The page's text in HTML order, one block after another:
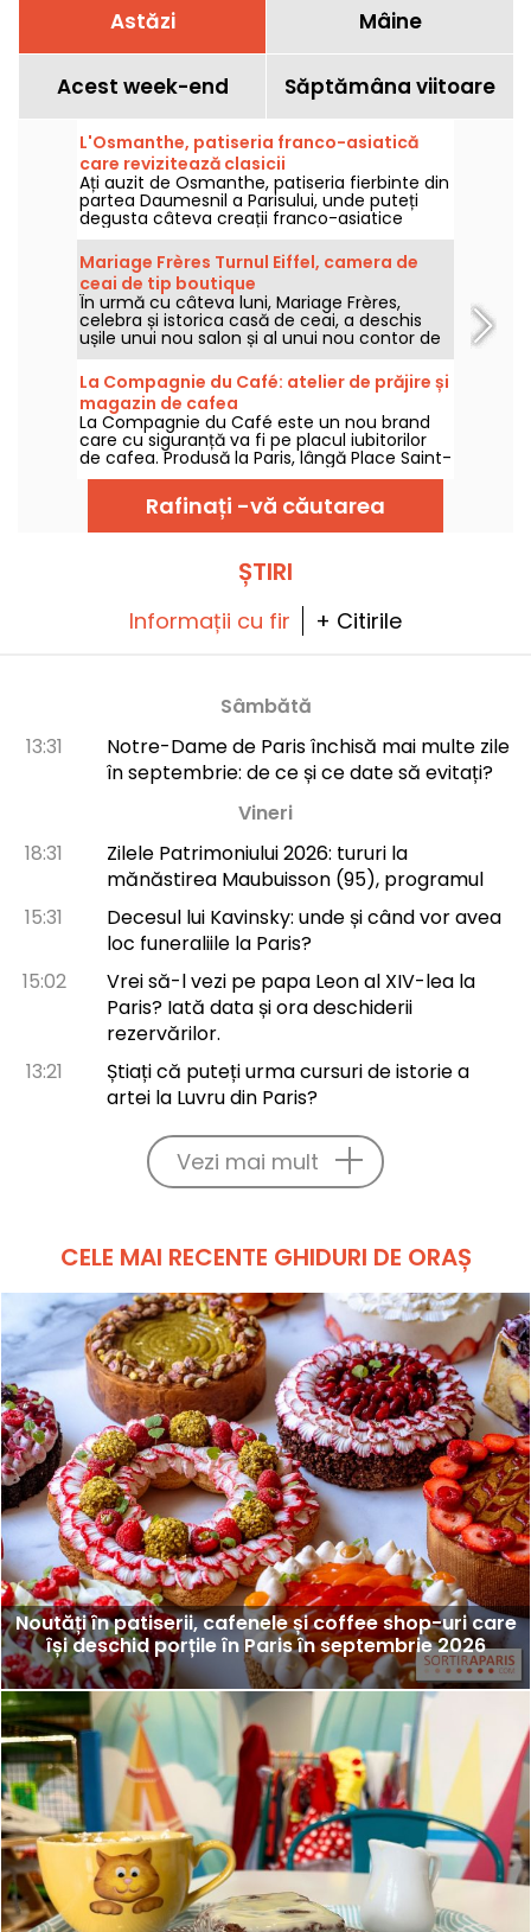
Astăzi Mâine
Acest week-end Săptămâna viitoare
L'Osmanthe, patiseria franco-asiatică
care revizitează clasicii
Ați auzit de Osmanthe, patiseria fierbinte din
partea Daumesnil a Parisului, unde puteți
degusta câteva creații franco-asiatice
ultra-gourmet? Cu opera sa matcha, mille-
crêpes, éclair de susan și produse de
patiserie originale, acesta este un loc care
agită lucrurile, spre deliciul gurmanzilor.
Mariage Frères Turnul Eiffel, camera de
ceai de tip boutique
În urmă cu câteva luni, Mariage Frères,
celebra și istorica casă de ceai, a deschis
ușile unui nou salon și al unui nou contor de
ceai în Paris, la doar o aruncătură de băț de
Turnul Eiffel. Decorul este șic și colorat, cu o
selecție vastă de ceaiuri și ceainice
excepționale și o zonă de lounge mare unde
vă puteți relaxa de la prânz până la cină,
toate cu vedere la o terasă plină de frunze.
Este locul perfect pentru a face o pauză
gastronomică și pentru a vă aproviziona cu
ceaiuri de toate felurile.
La Compagnie du Café: atelier de prăjire și
magazin de cafea
La Compagnie du Café este un nou brand
care cu siguranță va fi pe placul iubitorilor
de cafea. Produsă la Paris, lângă Place Saint-
Georges, într-o fabrică de prăjire artizanală,
cafeaua poate fi savurată în salon sau
cumpărată și consumată acasă. Iar pentru
cei curioși, Compagnie du Café oferă
Rafinați -vă căutarea
ȘTIRI
Informații cu fir + Citirile
Sâmbătă
13:31
Notre-Dame de Paris închisă mai multe zile
în septembrie: de ce și ce date să evitați?
Vineri
18:31
Zilele Patrimoniului 2026: tururi la
mănăstirea Maubuisson (95), programul
15:31
Decesul lui Kavinsky: unde și când vor avea
loc funeraliile la Paris?
15:02
Vrei să-l vezi pe papa Leon al XIV-lea la
Paris? Iată data și ora deschiderii
rezervărilor.
13:21
Știați că puteți urma cursuri de istorie a
artei la Luvru din Paris?
Vezi mai mult
CELE MAI RECENTE GHIDURI DE ORAȘ
Noutăți în patiserii, cafenele și coffee shop-uri care
își deschid porțile în Paris în septembrie 2026